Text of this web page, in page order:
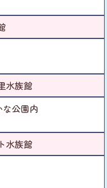
水族館
な公園内
水族館